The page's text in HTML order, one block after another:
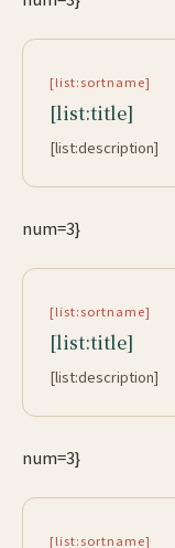
[list:sortname]
[list:title]
[list:description]
num=3}
[list:sortname]
[list:title]
[list:description]
num=3}
[list:sortname]